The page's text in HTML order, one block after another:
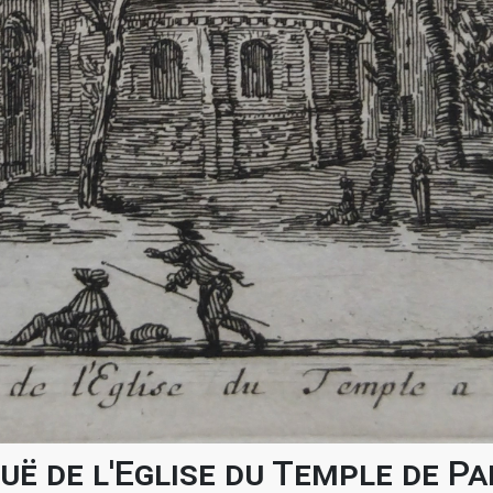
de l'Eglise du Temple de